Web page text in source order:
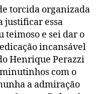
Vitor
Vieira,
novo
presidente
da
Sangue
Rubro
torcida organizada
justificar essa
teimoso e sei dar o
incansável
Henrique Perazzi
com o
a admiração